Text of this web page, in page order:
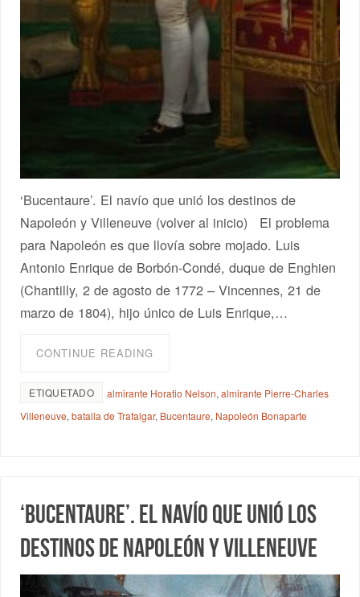
‘Bucentaure’. El navío que unió los destinos de
Napoleón y Villeneuve (volver al inicio) El problema
para Napoleón es que llovía sobre mojado. Luis
Antonio Enrique de Borbón-Condé, duque de Enghien
(Chantilly, 2 de agosto de 1772 – Vincennes, 21 de
marzo de 1804), hijo único de Luis Enrique,…
CONTINUE READING
ETIQUETADO almirante Horatio Nelson,almirante Pierre-Charles
Villeneuve,batalla de Trafalgar, Bucentaure, Napoleón Bonaparte
‘Bucentaure’. El navío que unió los
destinos de Napoleón y Villeneuve